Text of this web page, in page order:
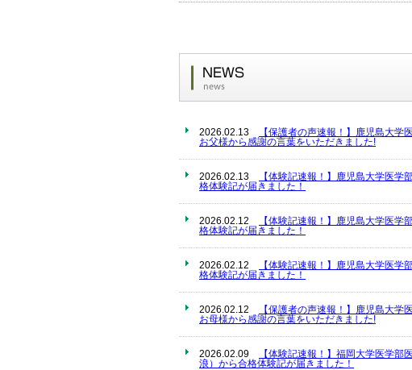
2026.02.13
【保護者の声速報！】鹿児島大
お父様から感謝の言葉をいただきました!
2026.02.13
【体験記速報！】鹿児島大学医
格体験記が届きました！
2026.02.12
【体験記速報！】鹿児島大学医
格体験記が届きました！
2026.02.12
【体験記速報！】鹿児島大学医
格体験記が届きました！
2026.02.12
【保護者の声速報！】鹿児島大
お母様から感謝の言葉をいただきました!
2026.02.09
【体験記速報！】福岡大学医学
浪）から合格体験記が届きました！